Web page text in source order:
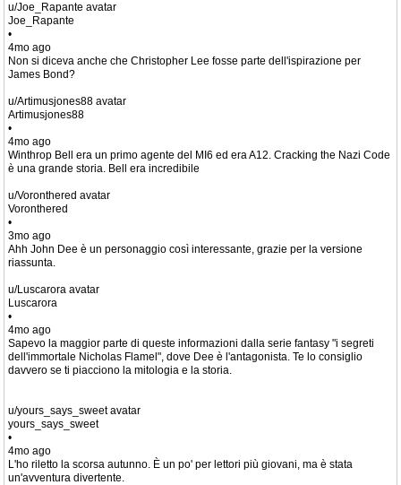
u/Joe_Rapante avatar
Joe_Rapante
•
4mo ago
Non si diceva anche che Christopher Lee fosse parte dell'ispirazione per
James Bond?
u/Artimusjones88 avatar
Artimusjones88
•
4mo ago
Winthrop Bell era un primo agente del MI6 ed era A12. Cracking the Nazi Code
è una grande storia. Bell era incredibile
u/Voronthered avatar
Voronthered
•
3mo ago
Ahh John Dee è un personaggio così interessante, grazie per la versione
riassunta.
u/Luscarora avatar
Luscarora
•
4mo ago
Sapevo la maggior parte di queste informazioni dalla serie fantasy "i segreti
dell'immortale Nicholas Flamel", dove Dee è l'antagonista. Te lo consiglio
davvero se ti piacciono la mitologia e la storia.
u/yours_says_sweet avatar
yours_says_sweet
•
4mo ago
L'ho riletto la scorsa autunno. È un po' per lettori più giovani, ma è stata
un'avventura divertente.